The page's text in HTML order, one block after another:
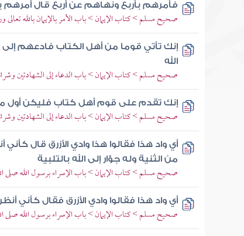
فأمرهم بأربع ونهاهم عن أربع قال أمرهم
صحيح مسلم > كتاب الإيمان > باب الأمر بالإيمان بالله
إنك تأتي قوما من أهل الكتاب فادعهم إلى
الله
صحيح مسلم > كتاب الإيمان > باب الدعاء إلى الشهادتين
إنك تقدم على قوم أهل كتاب فليكن أول
صحيح مسلم > كتاب الإيمان > باب الدعاء إلى الشهادتين
أي واد هذا فقالوا هذا وادي الأزرق قال
من الثنية وله جؤار إلى الله بالتلبية
صحيح مسلم > كتاب الإيمان > باب الإسراء برسول الله صلى
أي واد هذا فقالوا وادي الأزرق فقال كأني
صحيح مسلم > كتاب الإيمان > باب الإسراء برسول الله صلى